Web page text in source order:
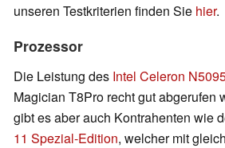
unseren Testkriterien finden Sie hier.
Prozessor
Die Leistung des Intel Celeron
Magician T8Pro recht gut abgerufen
gibt es aber auch Kontrahenten wie
11 Spezial-Edition, welcher mit